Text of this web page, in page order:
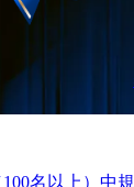
名以上） 中